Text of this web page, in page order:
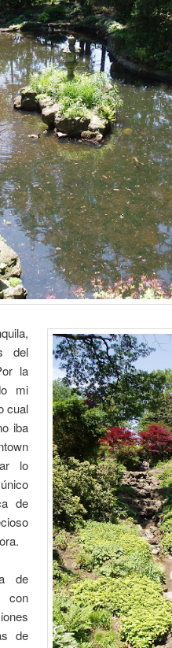
del
la
mi
cual
iba
lo
de
de
con
de